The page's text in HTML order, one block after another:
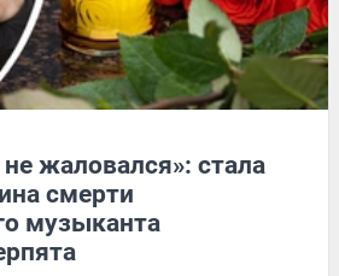
жаловался»: стала
смерти
музыканта